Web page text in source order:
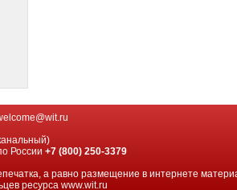
России+7 (800) 250-3379
а равно размещение в интернете
ресурса www.wit.ru